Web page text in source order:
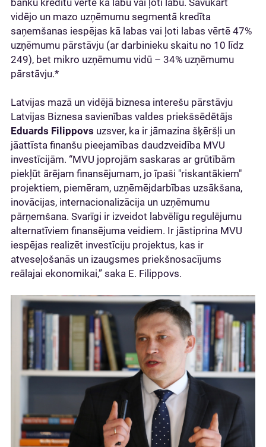
vidējo un mazo uzņēmumu segmentā kredīta
saņemšanas iespējas kā labas vai ļoti labas vērtē 47%
uzņēmumu pārstāvju (ar darbinieku skaitu no 10 līdz
249), bet mikro uzņēmumu vidū – 34% uzņēmumu
pārstāvju.*
Latvijas mazā un vidējā biznesa interešu pārstāvju
Latvijas Biznesa savienības valdes priekšsēdētājs
Eduards Filippovs uzsver, ka ir jāmazina šķēršļi un
jāattīsta finanšu pieejamības daudzveidība MVU
investīcijām. “MVU joprojām saskaras ar grūtībām
piekļūt ārējam finansējumam, jo īpaši "riskantākiem"
projektiem, piemēram, uzņēmējdarbības uzsākšana,
inovācijas, internacionalizācija un uzņēmumu
pārņemšana. Svarīgi ir izveidot labvēlīgu regulējumu
alternatīviem finansējuma veidiem. Ir jāstiprina MVU
iespējas realizēt investīciju projektus, kas ir
atveseļošanās un izaugsmes priekšnosacījums
reālajai ekonomikai,” saka E. Filippovs.